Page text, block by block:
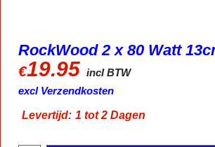
RockWood 2 x 80 Watt
€19.95 incl BTW
excl Verzendkosten
Levertijd: 1 tot 2 Dagen